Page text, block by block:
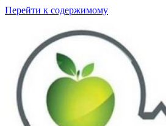
Перейти к содержимому